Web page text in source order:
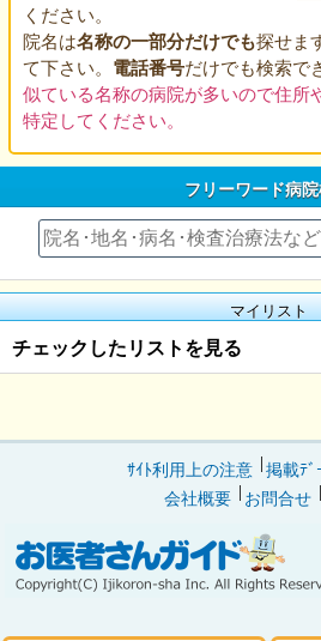
ください。
院名は名称の一部分だけでも探せま
て下さい。 電話番号だけでも検索で
似ている名称の病院が多いので住所
特定してください。
フリーワード病
マイリスト
チェックしたリストを見る
ｻｲﾄ利用上の注意 掲載ﾃ
会社概要
お問合せ